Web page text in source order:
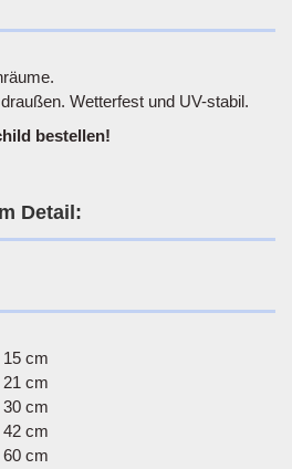
Wetterfest und UV-stabil.
bestellen!
Detail:
cm
cm
cm
cm
cm